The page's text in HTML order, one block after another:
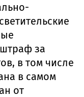
за
в том числе
в самом
от